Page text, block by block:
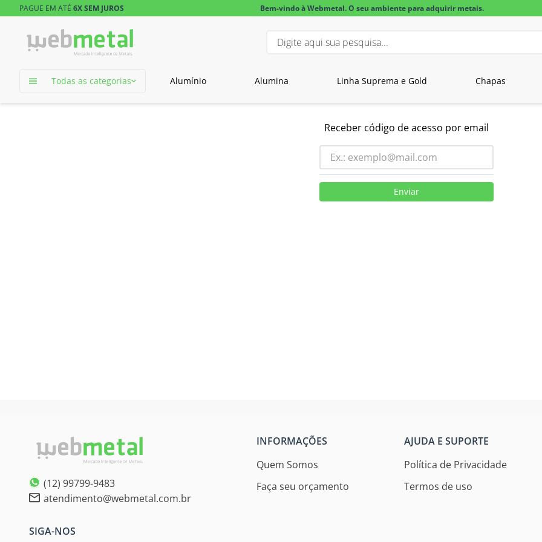
PAGUE EM ATÉ 6X SEM JUROS Bem-vindo à Webmetal. O seu ambiente para adquirir metais.
Digite aqui sua pesquisa...
Todas as categorias Alumínio Alumina Linha Suprema e Gold Chapas
Receber código de acesso por email
Enviar
(12) 99799-9483
atendimento@webmetal.com.br
SIGA-NOS
INFORMAÇÕES
Quem Somos
Faça seu orçamento
AJUDA E SUPORTE
Política de Privacidade
Termos de uso
1
tubo retangular alumínio
2º barra redonda alumínio